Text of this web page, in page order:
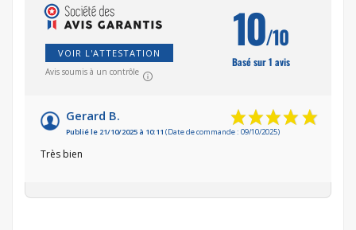
VOIR L'ATTESTATION
Avis soumis à un contrôle
10/10
Basé sur 1 avis
Gerard B.
Publié le 21/10/2025 à 10:11 (Date de commande : 09/10/2025)
Très bien